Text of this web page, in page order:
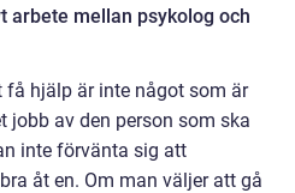
arbete mellan psykolog och
hjälp är inte något som är
jobb av den person som ska
inte förvänta sig att
åt en. Om man väljer att gå